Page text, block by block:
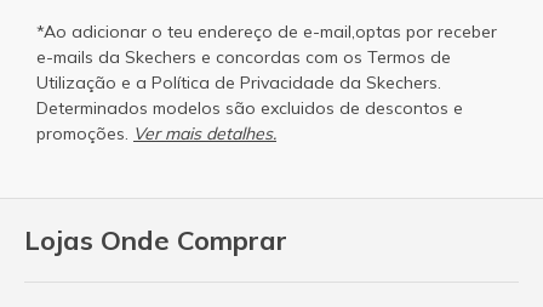
Lojas Onde Comprar
*Ao adicionar o teu endereço de e-mail,optas por receber
e-mails da Skechers e concordas com os Termos de
Utilização e a Política de Privacidade da Skechers.
Determinados modelos são excluidos de descontos e
promoções. Ver mais detalhes.